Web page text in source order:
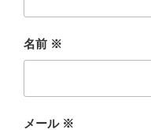
名前 ※
メール ※